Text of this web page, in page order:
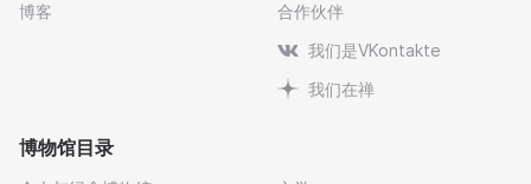
博客
合作伙伴
我们是VKontakte
我们在禅
博物馆目录